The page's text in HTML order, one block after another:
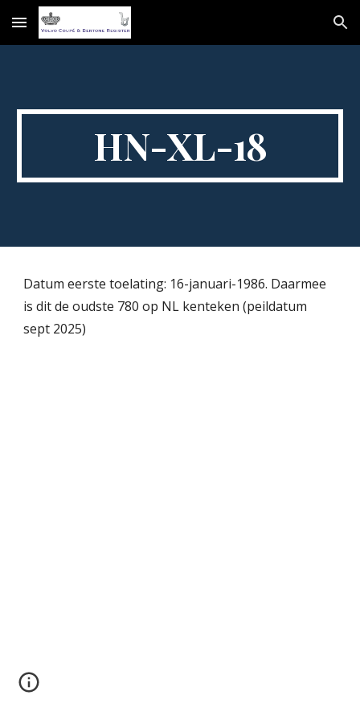
Skip to main content Skip to navigation
HN-XL-18
Datum eerste toelating: 16-januari-1986. Daarmee
is dit de oudste 780 op NL kenteken (peildatum
sept 2025)